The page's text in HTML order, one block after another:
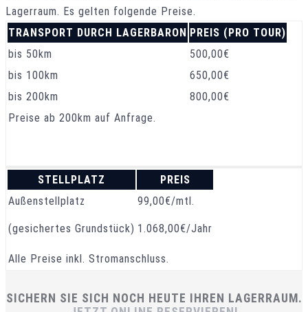
Lagerraum. Es gelten folgende Preise.
TRANSPORT DURCH LAGERBARON PREIS (PRO TOUR)
bis 50km
500,00€
bis 100km
650,00€
bis 200km
800,00€
Preise ab 200km auf Anfrage.
STELLPLATZ
PREIS
Außenstellplatz
(gesichertes Grundstück)
99,00€/mtl.
1.068,00€/Jahr
Alle Preise inkl. Stromanschluss.
SICHERN SIE SICH NOCH HEUTE IHREN LAGERRAUM.